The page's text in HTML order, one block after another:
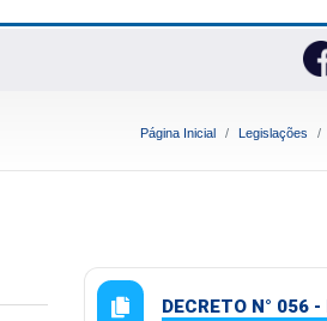
Página Inicial Legislações
DECRETO N° 056 -